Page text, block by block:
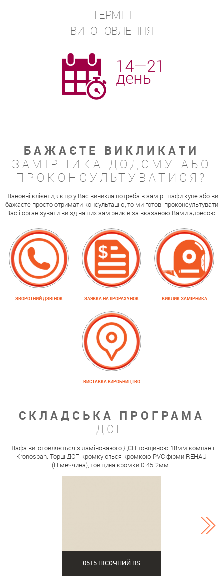
ТЕРМІН
ВИГОТОВЛЕННЯ
БАЖАЄТЕ ВИКЛИКАТИ
ЗАМІРНИКА ДОДОМУ АБО
ПРОКОНСУЛЬТУВАТИСЯ?
Шановні клієнти, якщо у Вас виникла потреба в замірі шафи купе або ви
бажаєте просто отримати консультацію, то ми готові проконсультувати
Вас і організувати виїзд наших замірників за вказаною Вами адресою.
ЗВОРОТНИЙ ДЗВІНОК ЗАЯВКА НА ПРОРАХУНОК ВИКЛИК ЗАМІРНИКА
ВИСТАВКА ВИРОБНИЦТВО
СКЛАДСЬКА ПРОГРАМА
ДСП
Шафа виготовляється з ламінованого ДСП товщиною 18мм компанії
Kronospan. Торці ДСП кромкуються кромкою PVC фірми REHAU
(Німеччина), товщина кромки 0.45-2мм .
0515 ПІСОЧНИЙ BS